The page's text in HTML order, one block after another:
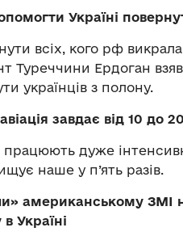
Україні
всіх, кого рф
Туреччини Ердоган
українців з полону.
завдає від 10 до
працюють дуже
наше у п’ять разів.
американському ЗМІ
Україні